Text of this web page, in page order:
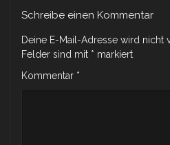
Schreibe einen Kommentar
Deine E-Mail-Adresse wird nicht
Felder sind mit * markiert
Kommentar *